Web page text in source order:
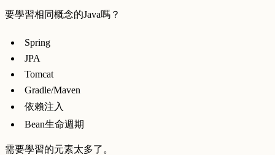
要學習相同概念的Java嗎？
Spring
JPA
Tomcat
Gradle/Maven
依賴注入
Bean生命週期
需要學習的元素太多了。